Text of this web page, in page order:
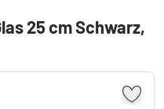
25 cm Schwarz,